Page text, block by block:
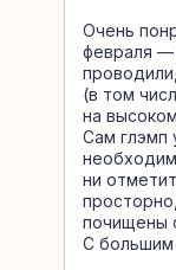
Очень
февраля —
(в том
на
Сам глэмп
ни
почищены
С большим